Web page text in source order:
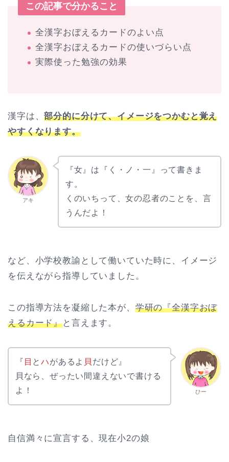
この記事で分かること
全漢字おぼえるカードのよい点
全漢字おぼえるカードの使いづらい点
実際使った勉強の効果
漢字は、部分的に分けて、イメージをつかむと覚え
やすくなります。
アキ
『女』は『く・ノ・一』って書きま
す。
くのいちって、女の忍者のことを、言
うんだよ！
など、小学校教諭として働いていた時に、イメージ
を伝えながら指導していました。
この指導方法を凝縮した本が、 学研の『全漢字おぼ
えるカード』と言えます。
ひー
『 目 とハがあるよ 貝 だけど』
貝なら、ぜったい間違えないで書ける
よ！
自信満々に宣言する、現在小2の娘